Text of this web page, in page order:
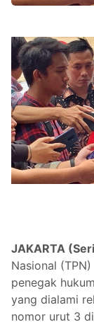
JAKARTA
Nasional
penegak
yang dialami
nomor urut 3